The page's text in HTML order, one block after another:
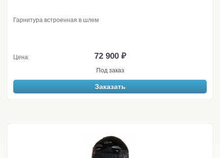
Гарнитура встроенная в шлем
Цена: 72 900 ₽
Под заказ
Заказать